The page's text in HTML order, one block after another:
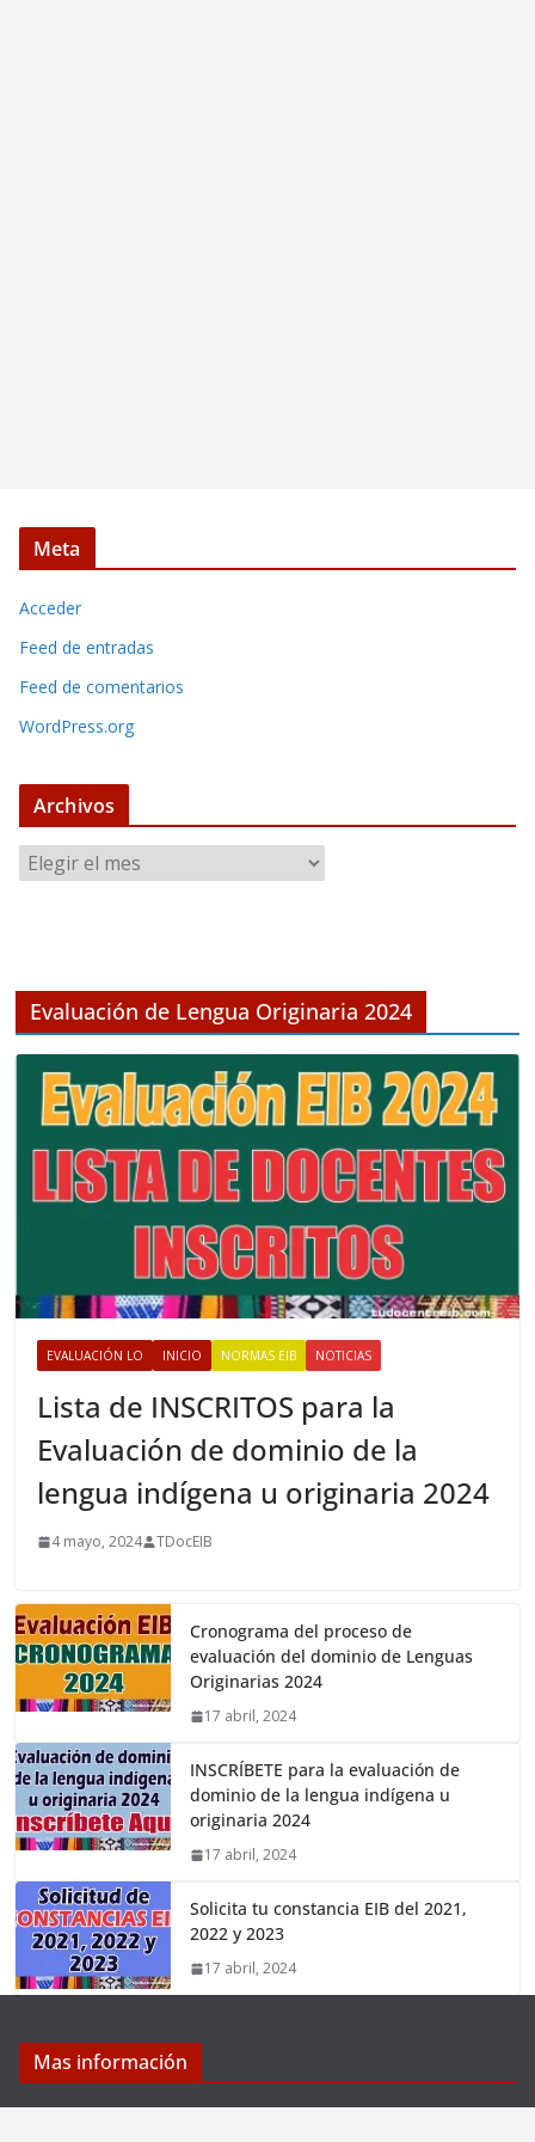
Meta
Acceder
Feed de entradas
Feed de comentarios
WordPress.org
Archivos
r
o
Evaluación de Lengua Originaria 2024
EVALUACIÓN LO INICIO NORMAS EIB NOTICIAS
Lista de INSCRITOS para la
Evaluación de dominio de la
lengua indígena u originaria 2024
4 mayo, 2024 TDocEIB
Cronograma del proceso de
evaluación del dominio de Lenguas
Originarias 2024
17 abril, 2024
INSCRÍBETE para la evaluación de
dominio de la lengua indígena u
originaria 2024
17 abril, 2024
Solicita tu constancia EIB del 2021,
2022 y 2023
17 abril, 2024
Mas información